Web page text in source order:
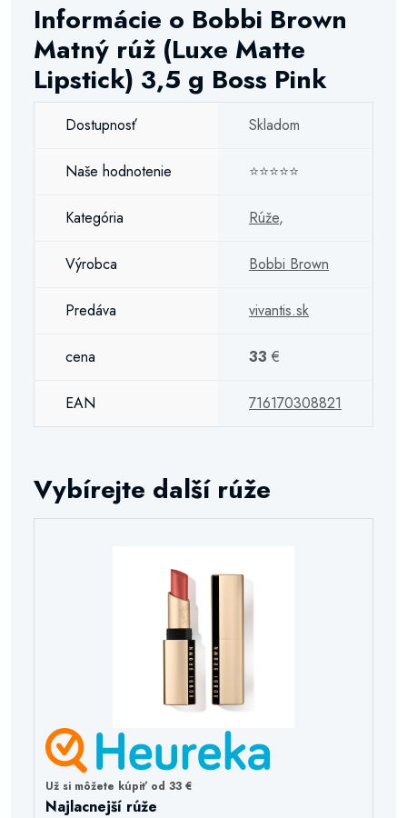
Informácie o Bobbi Brown
Matný rúž (Luxe Matte
Lipstick) 3,5 g Boss Pink
Dostupnosť Skladom
Naše hodnotenie ⭐⭐⭐⭐⭐
Kategória Rúže,
Výrobca Bobbi Brown
Predáva vivantis.sk
cena 33 €
EAN 716170308821
Vybírejte další rúže
Už si môžete kúpiť od 33 €
Najlacnejší rúže